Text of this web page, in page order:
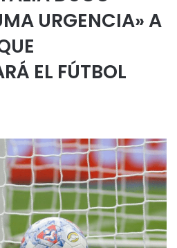
URGENCIA» A
EL FÚTBOL